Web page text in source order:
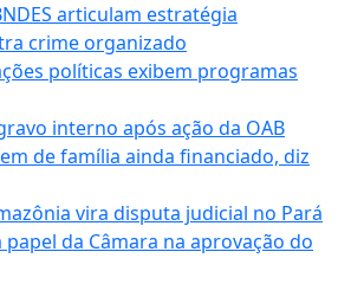
articulam estratégia
crime organizado
políticas exibem programas
interno após ação da OAB
de família ainda financiado, diz
vira disputa judicial no Pará
da Câmara na aprovação do